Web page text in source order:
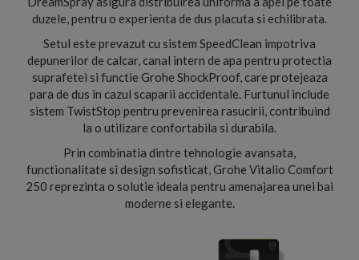
duzele, pentru o experienta de dus placuta si echilibrata.
Setul este prevazut cu sistem SpeedClean impotriva
depunerilor de calcar, canal intern de apa pentru protectia
suprafetei si functie Grohe ShockProof, care protejeaza
para de dus in cazul scaparii accidentale. Furtunul include
sistem TwistStop pentru prevenirea rasucirii, contribuind
la o utilizare confortabila si durabila.
Prin combinatia dintre tehnologie avansata,
functionalitate si design sofisticat, Grohe Vitalio Comfort
250 reprezinta o solutie ideala pentru amenajarea unei bai
moderne si elegante.